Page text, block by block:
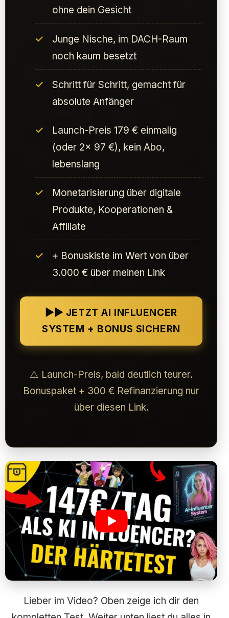
ohne dein Gesicht
Junge Nische, im DACH-Raum
noch kaum besetzt
Schritt für Schritt, gemacht für
absolute Anfänger
Launch-Preis 179 € einmalig
(oder 2× 97 €), kein Abo,
lebenslang
Monetarisierung über digitale
Produkte, Kooperationen &
Affiliate
+ Bonuskiste im Wert von über
3.000 € über meinen Link
▶▶ JETZT AI INFLUENCER
SYSTEM + BONUS SICHERN
⚠️ Launch-Preis, bald deutlich teurer.
Bonuspaket + 300 € Refinanzierung nur
über diesen Link.
Lieber im Video? Oben zeige ich dir den